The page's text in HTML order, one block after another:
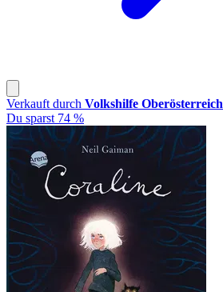
Verkauft durch Volkshilfe Oberösterreich
Du sparst 74 %